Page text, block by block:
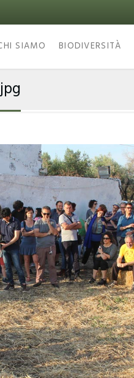
SIAMO BIODIVERSITÀ